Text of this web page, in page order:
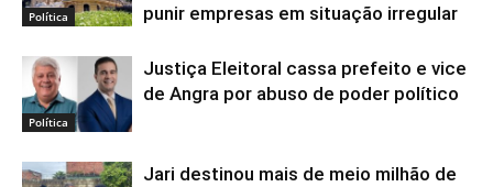
Política
punir empresas em situação irregular
Política
Justiça Eleitoral cassa prefeito e vice
de Angra por abuso de poder político
Jari destinou mais de meio milhão de